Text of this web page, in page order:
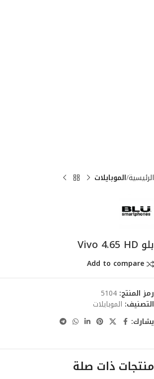
الرئيسية الموبايلات
بلو Vivo 4.65 HD
Add to compare
رمز المنتج: 5104
التصنيف: الموبايلات
يشارك:
منتجات ذات صلة